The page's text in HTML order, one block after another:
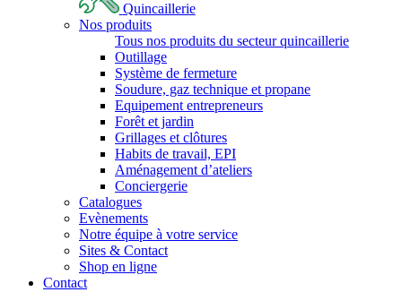
Quincaillerie
Nos produits
Tous nos produits du secteur quincaillerie
Outillage
Système de fermeture
Soudure, gaz technique et propane
Equipement entrepreneurs
Forêt et jardin
Grillages et clôtures
Habits de travail, EPI
Aménagement d’ateliers
Conciergerie
Catalogues
Evènements
Notre équipe à votre service
Sites & Contact
Shop en ligne
Contact